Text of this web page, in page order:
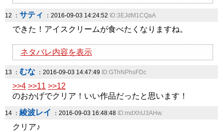
12 ： サティ ：2016-09-03 14:24:52 ID:3EJdM1CQaA
できた！アイスクリームが食べたくなりますね。
ネタバレ内容を表示
13 ： むな ：2016-09-03 14:47:49 ID:GThNPhsFDc
>>4 >>11 >>12
のおかげでクリア！いい作品だったと思います！
14 ： 綾波レイ ：2016-09-03 16:48:48 ID:mdXhU3AHw.
クリア♪